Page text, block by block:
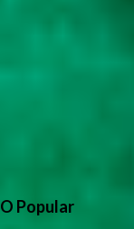
O Popular